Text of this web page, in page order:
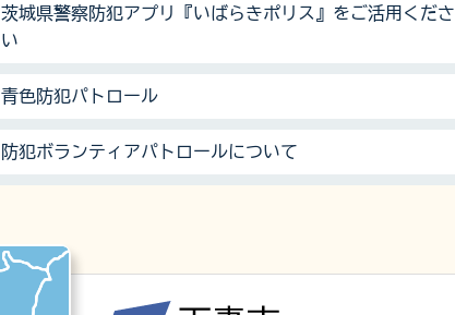
茨城県警察防犯アプリ『いばらきポリス』をご活用くださ
い
青色防犯パトロール
防犯ボランティアパトロールについて